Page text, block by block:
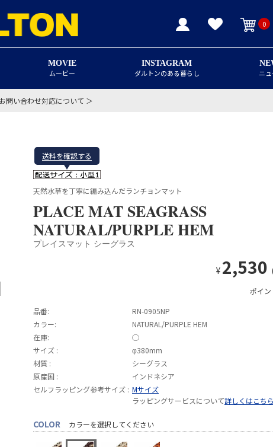
0
MOVIE
ムービー
INSTAGRAM
ダルトンのある暮らし ニ
問い合わせ対応について ＞
送料を確認する
天然水草を丁寧に編み込んだランチョンマット
PLACE MAT SEAGRASS
NATURAL/PURPLE HEM
プレイスマット シーグラス
¥ 2,530
ポイ
品番:
RN-0905NP
カラー:
NATURAL/PURPLE HEM
在庫:
◯
サイズ :
φ380mm
材質 :
シーグラス
原産国 :
インドネシア
セルフラッピング参考サイズ : Mサイズ
ラッピングサービスについて詳しくはこち
COLOR カラーを選択してください